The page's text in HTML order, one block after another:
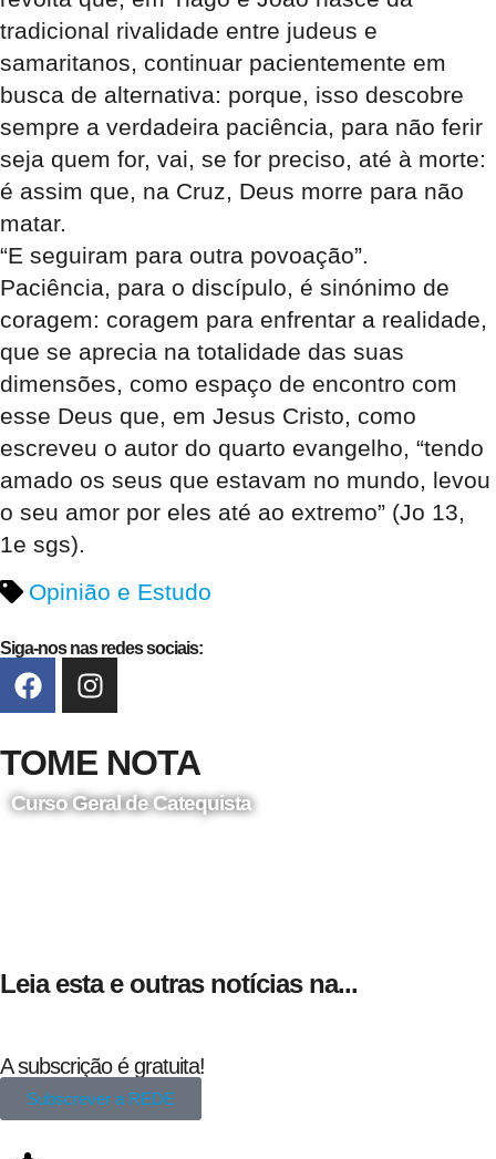
tradicional rivalidade entre judeus e
samaritanos, continuar pacientemente em
busca de alternativa: porque, isso descobre
sempre a verdadeira paciência, para não ferir
seja quem for, vai, se for preciso, até à morte:
é assim que, na Cruz, Deus morre para não
matar.
“E seguiram para outra povoação”.
Paciência, para o discípulo, é sinónimo de
coragem: coragem para enfrentar a realidade,
que se aprecia na totalidade das suas
dimensões, como espaço de encontro com
esse Deus que, em Jesus Cristo, como
escreveu o autor do quarto evangelho, “tendo
amado os seus que estavam no mundo, levou
o seu amor por eles até ao extremo” (Jo 13,
1e sgs).
Opinião e Estudo
Siga-nos nas redes sociais:
TOME NOTA
Curso Geral de Catequista
Leia esta e outras notícias na...
A subscrição é gratuita!
Subscrever a REDE